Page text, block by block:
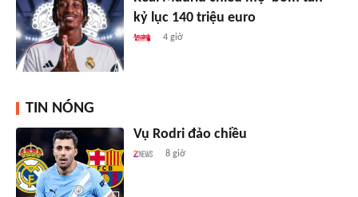
kỷ lục 140 triệu euro
4 giờ
TIN NÓNG
Vụ Rodri đảo chiều
8 giờ